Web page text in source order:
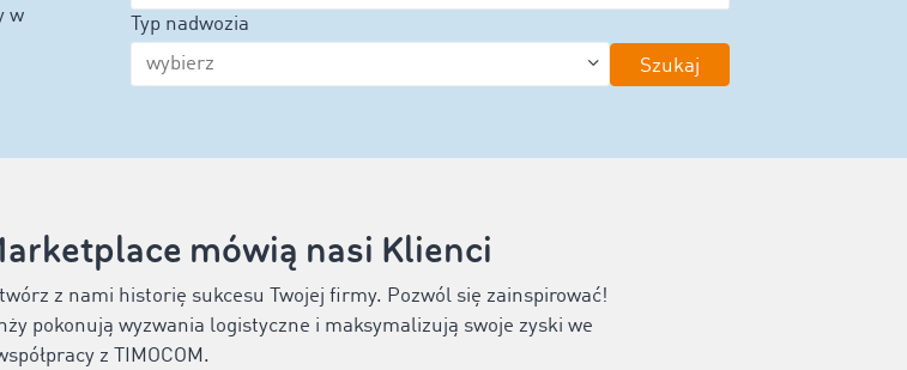
w
Typ nadwozia
Szukaj
mówią nasi Klienci
z nami historię sukcesu Twojej firmy. Pozwól się zainspirować!
pokonują wyzwania logistyczne i maksymalizują swoje zyski we
z TIMOCOM.